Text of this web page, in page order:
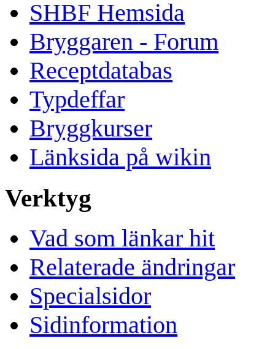
SHBF Hemsida
Bryggaren - Forum
Receptdatabas
Typdeffar
Bryggkurser
Länksida på wikin
Verktyg
Vad som länkar hit
Relaterade ändringar
Specialsidor
Sidinformation